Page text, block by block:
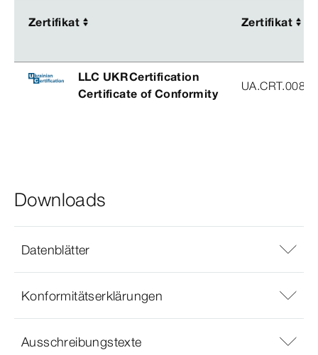
Zertifikat Zertifikat
Zertifikat Zertifikat
LLC UKRCertification
Certificate of Conformity
Downloads
Datenblätter
Konformitätserklärungen
Ausschreibungstexte